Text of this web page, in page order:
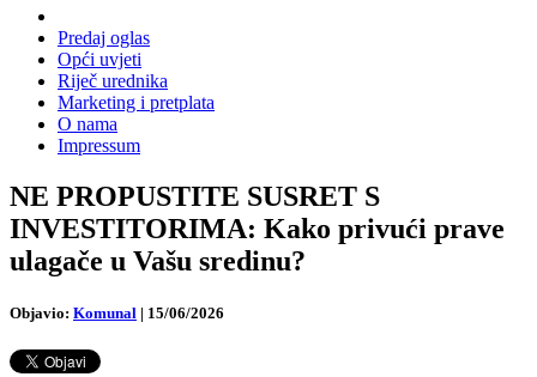
Predaj oglas
Opći uvjeti
Riječ urednika
Marketing i pretplata
O nama
Impressum
NE PROPUSTITE SUSRET S
INVESTITORIMA: Kako privući prave
ulagače u Vašu sredinu?
Objavio: Komunal | 15/06/2026